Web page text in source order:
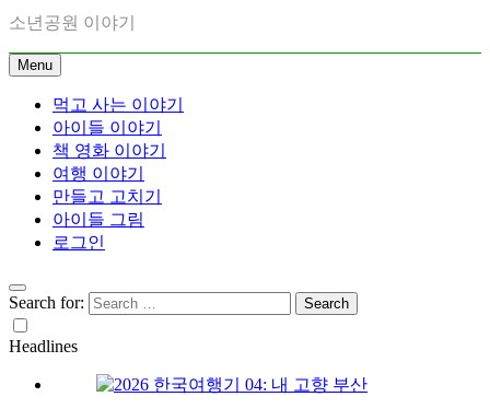
소년공원 이야기
Menu
먹고 사는 이야기
아이들 이야기
책 영화 이야기
여행 이야기
만들고 고치기
아이들 그림
로그인
Search for:
Headlines